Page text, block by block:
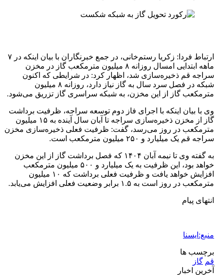
ارتباط فردا: زکریا رستم‌خانی، در جمع خبرنگاران با بیان اینکه در ۷
ماهه ابتدایی امسال روزانه ۸ میلیون مترمکعب گاز در مخزن
سراجه قم ذخیره‌سازی شد، اظهار کرد: در شرایطی که اکنون
شبکه در فصل سرد سال به گاز نیاز دارد، روزانه ۸ میلیون
مترمکعب گاز از این مخزن، به شبکه سراسری گاز تزریق می‌شود.
وی با بیان اینکه با اجرای فاز دوم توسعه سراجه، ظرفیت برداشت
گاز از مخزن ذخیره‌سازی سراجه تا آبان سال آینده به ۱۵ میلیون
مترمکعب در روز می‌رسد، گفت: ظرفیت فعلی ذخیره‌سازی مخزن
سراجه قم یک میلیارد و ۲۵۰ میلیون مترمکعب است.
به گفته وی تا نیمه آبان ۱۴۰۴ که فصل برداشت گاز از این مخزن
خواهد بود، این ظرفیت به یک میلیارد و ۵۰۰ میلیون مترمکعب
افزایش خواهد یافت و ظرفیت فعلی برداشت که ۱۰ میلیون
مترمکعب در روز است به ۱.۵ برابر وضعیت فعلی افزایش می‌یابد.
انتهای پیام
منبع:ایسنا
برچسب ها
قم گاز
آخرین اخبار